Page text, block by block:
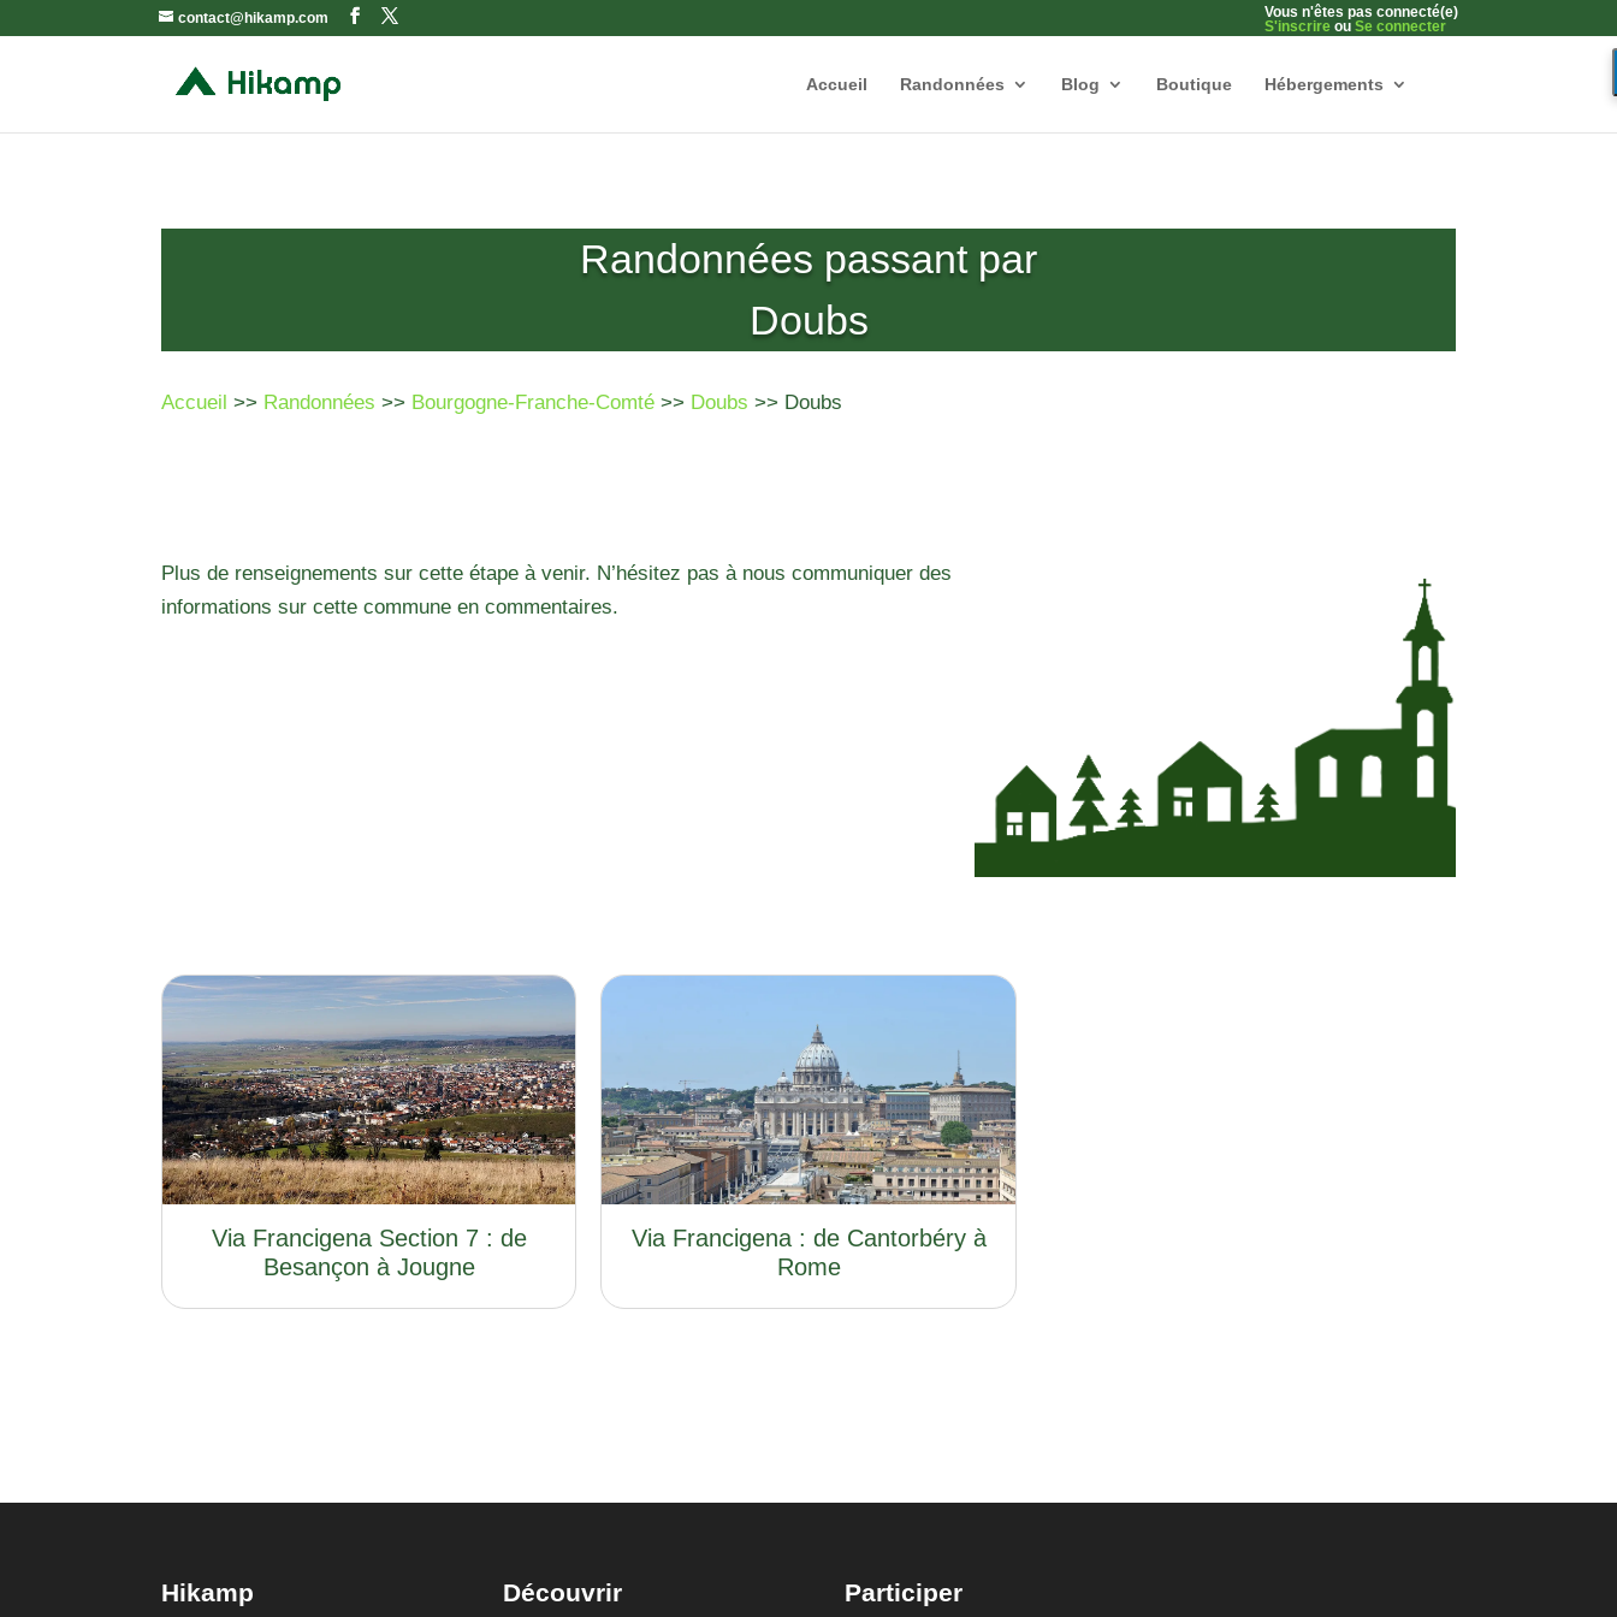
contact@hikamp.com
Vous n'êtes pas connecté(e)
S'inscrire ou Se connecter
Accueil Randonnées Blog Boutique Hébergements
Randonnées passant par
Doubs
Accueil >> Randonnées >> Bourgogne-Franche-Comté >> Doubs >> Doubs
Plus de renseignements sur cette étape à venir. N’hésitez pas à nous communiquer des
informations sur cette commune en commentaires.
Via Francigena Section 7 : de
Besançon à Jougne
Via Francigena : de Cantorbéry à
Rome
Hikamp Découvrir Participer